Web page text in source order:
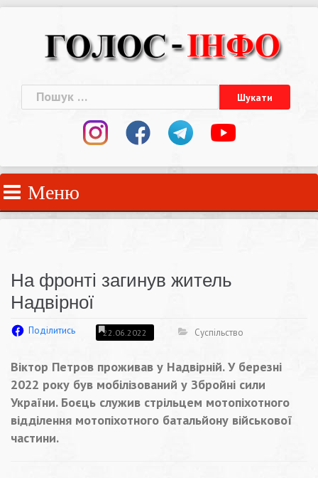
Пошук:
Меню
На фронті загинув житель
Надвірної
Поділитись 22.06.2022 Суспільство
Віктор Петров проживав у Надвірній. У березні
2022 року був мобілізований у Збройні сили
України. Боєць служив стрільцем мотопіхотного
відділення мотопіхотного батальйону військової
частини.